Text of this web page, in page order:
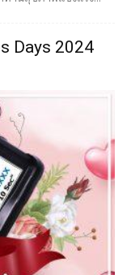
Days 2024